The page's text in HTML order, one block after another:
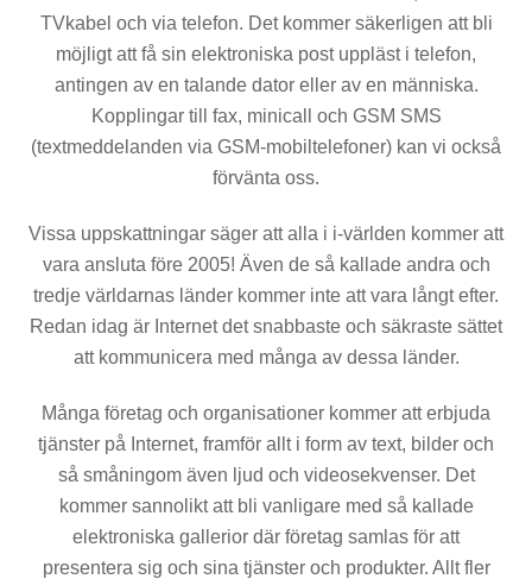
TV­kabel och via telefon. Det kommer säkerligen att bli
möjligt att få sin elektroniska post uppläst i telefon,
antingen av en talande dator eller av en människa.
Kopplingar till fax, minicall och GSM SMS
(textmeddelanden via GSM-mobil­telefoner) kan vi också
förvänta oss.
Vissa uppskattningar säger att alla i i-världen kommer att
vara ansluta före 2005! Även de så kallade andra och
tredje världarnas länder kommer inte att vara långt efter.
Redan idag är Internet det snabbaste och säkraste sättet
att kommunicera med många av dessa länder.
Många företag och organisationer kommer att erbjuda
tjänster på Internet, framför allt i form av text, bilder och
så småningom även ljud och videosekvenser. Det
kommer sannolikt att bli vanligare med så kallade
elektroniska gallerior där företag samlas för att
presentera sig och sina tjänster och produkter. Allt fler